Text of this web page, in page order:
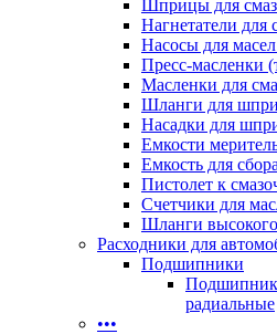
Шприцы для
Нагнетатели для
Насосы для
Пресс-масленки
Масленки для
Шланги для
Насадки для
Емкости
Емкость для
Пистолет к
Счетчики для
Шланги высокого
Расходники для
Подшипники
радиальные
•••